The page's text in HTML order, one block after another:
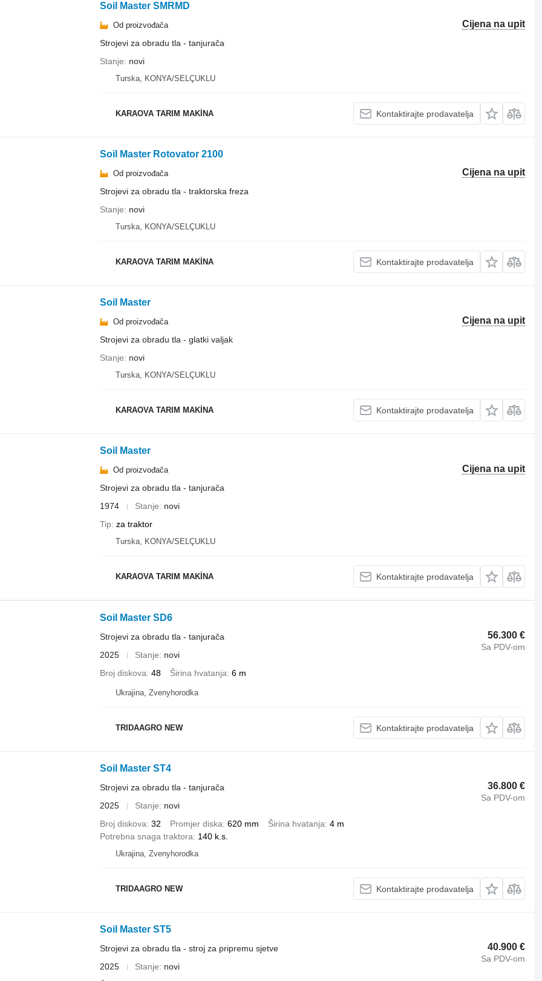
Soil Master SMRMD
Cijena na upit
Od proizvođača
Strojevi za obradu tla - tanjurača
Stanje
novi
Turska, KONYA/SELÇUKLU
KARAOVA TARIM MAKİNA Kontaktirajte prodavatelja
Soil Master Rotovator 2100
Cijena na upit
Od proizvođača
Strojevi za obradu tla - traktorska freza
Stanje
novi
Turska, KONYA/SELÇUKLU
KARAOVA TARIM MAKİNA Kontaktirajte prodavatelja
Soil Master
Cijena na upit
Od proizvođača
Strojevi za obradu tla - glatki valjak
Stanje
novi
Turska, KONYA/SELÇUKLU
KARAOVA TARIM MAKİNA Kontaktirajte prodavatelja
Soil Master
Cijena na upit
Od proizvođača
Strojevi za obradu tla - tanjurača
1974
Stanje
novi
Tip za traktor
Turska, KONYA/SELÇUKLU
KARAOVA TARIM MAKİNA Kontaktirajte prodavatelja
Soil Master SD6
56.300 €
Sa PDV-om
Strojevi za obradu tla - tanjurača
2025
Stanje
novi
Broj diskova 48 Širina hvatanja 6 m
Ukrajina, Zvenyhorodka
TRIDAAGRO NEW Kontaktirajte prodavatelja
Soil Master ST4
36.800 €
Sa PDV-om
Strojevi za obradu tla - tanjurača
2025
Stanje
novi
Broj diskova 32 Promjer diska 620 mm Širina hvatanja 4 m
Potrebna snaga traktora
140 k.s.
Ukrajina, Zvenyhorodka
TRIDAAGRO NEW Kontaktirajte prodavatelja
Soil Master ST5
40.900 €
Sa PDV-om
Strojevi za obradu tla - stroj za pripremu sjetve
2025
Stanje
novi